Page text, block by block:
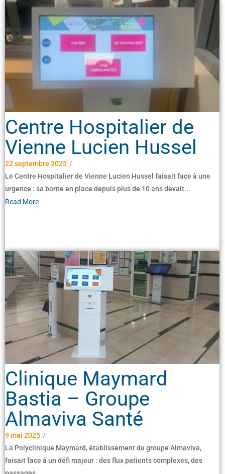
Centre Hospitalier de
Vienne Lucien Hussel
22 septembre 2025 /
Le Centre Hospitalier de Vienne Lucien Hussel faisait face à une
urgence : sa borne en place depuis plus de 10 ans devait...
Read More
Clinique Maymard
Bastia – Groupe
Almaviva Santé
9 mai 2025 /
La Polyclinique Maymard, établissement du groupe Almaviva,
faisait face à un défi majeur : des flux patients complexes, des